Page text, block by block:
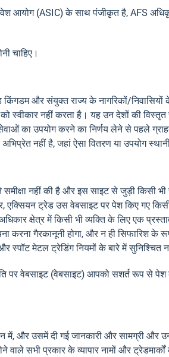
आयोग (ASIC) के साथ पंजीकृत है, AFS
चाहिए।
और संयुक्त राज्य के नागरिकों/निवासियों
स्वीकार नहीं करता है। यह उन देशों की
का उपयोग करने का निर्णय लेने से पहले
नहीं है, जहां ऐसा वितरण या उपयोग
नहीं की है और इस साइट से जुड़ी किसी
एक्सियन ट्रेड उस वेबसाइट पर पेश किए गए
क्षेत्र में किसी भी व्यक्ति के लिए एक
करना गैरकानूनी होगा, और न ही सिफारिश के
स्पॉट मेटल ट्रेडिंग नियमों के बारे में सुनिश्चित
पर वेबसाइट (वेबसाइट) आपको सशर्त रूप से
और उसमें दी गई जानकारी और सामग्री और
सभी प्रकार के व्यापार नामों और